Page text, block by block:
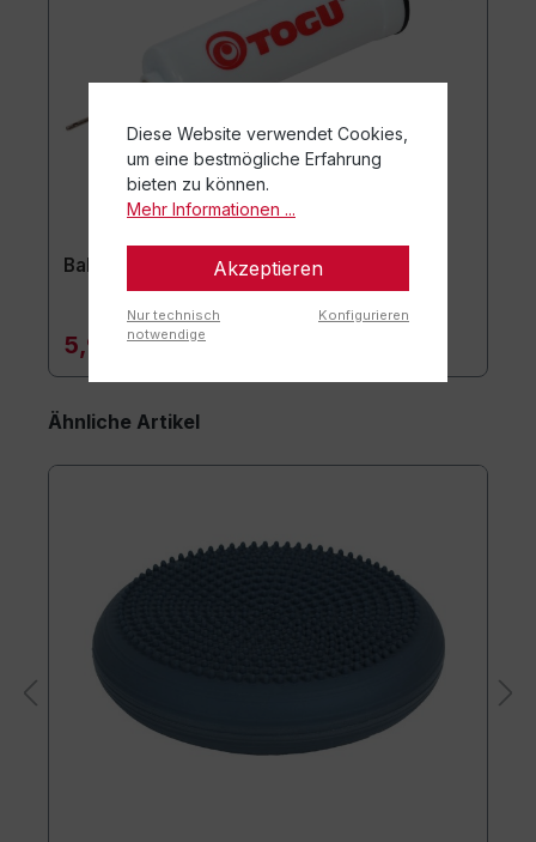
Ballpumpe für Nadelventile
5,90 €*
Ähnliche Artikel
Diese Website verwendet Cookies,
um eine bestmögliche Erfahrung
bieten zu können.
Mehr Informationen ...
Akzeptieren
Nur technisch
notwendige
Konfigurieren